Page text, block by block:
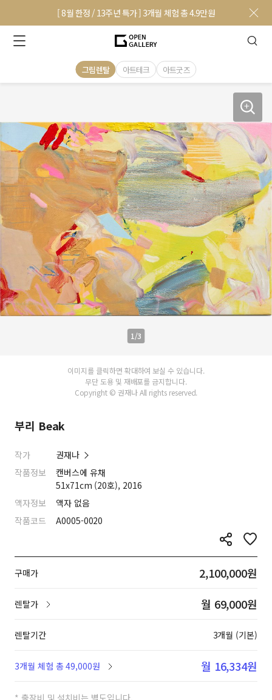
[ 8월 한정 / 13주년 특가 ] 3개월 체험 총 4.9만원
그림렌탈 아트테크 아트굿즈
1/3
이미지를 클릭하면 확대하여 보실 수 있습니다.
무단 도용 및 재배포를 금지합니다.
Copyright © 권재나 All rights reserved.
부리 Beak
작가
권재나
작품정보
캔버스에 유채
51x71cm (20호), 2016
액자정보
액자 없음
작품코드
A0005-0020
구매가 2,100,000원
렌탈가 월 69,000원
렌탈기간 3개월 (기본)
3개월 체험 총 49,000원 월 16,334원
* 출장비 및 설치비는 별도입니다.